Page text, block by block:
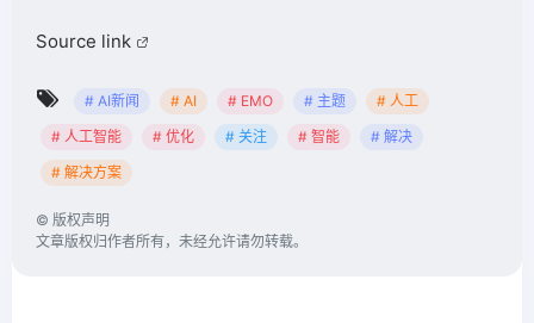
Source link
# AI新闻 # AI # EMO # 主题
# 人工
# 人工智能
# 优化 # 关注 # 智能
# 解决
# 解决方案
© 版权声明
文章版权归作者所有，未经允许请勿转载。